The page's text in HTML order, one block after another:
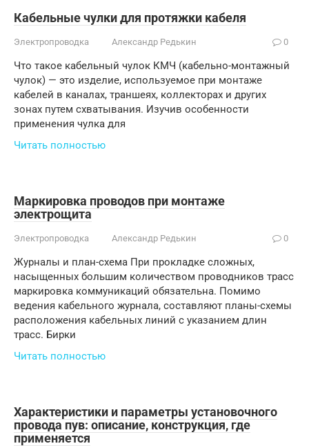
Кабельные чулки для протяжки кабеля
Электропроводка Александр Редькин 0
Что такое кабельный чулок КМЧ (кабельно-монтажный
чулок) — это изделие, используемое при монтаже
кабелей в каналах, траншеях, коллекторах и других
зонах путем схватывания. Изучив особенности
применения чулка для
Читать полностью
Маркировка проводов при монтаже
электрощита
Электропроводка Александр Редькин 0
Журналы и план-схема При прокладке сложных,
насыщенных большим количеством проводников трасс
маркировка коммуникаций обязательна. Помимо
ведения кабельного журнала, составляют планы-схемы
расположения кабельных линий с указанием длин
трасс. Бирки
Читать полностью
Характеристики и параметры установочного
провода пув: описание, конструкция, где
применяется